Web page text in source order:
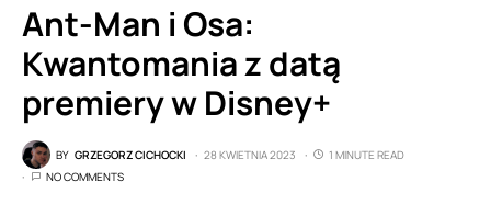
Ant-Man i Osa:
Kwantomania z datą
premiery w Disney+
BY GRZEGORZ CICHOCKI 28 KWIETNIA 2023
1 MINUTE READ
NO COMMENTS